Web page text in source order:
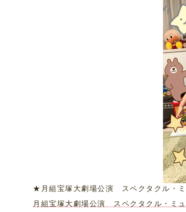
★月組宝塚大劇場公演 スペクタクル・
月組宝塚大劇場公演 スペクタクル・ミ